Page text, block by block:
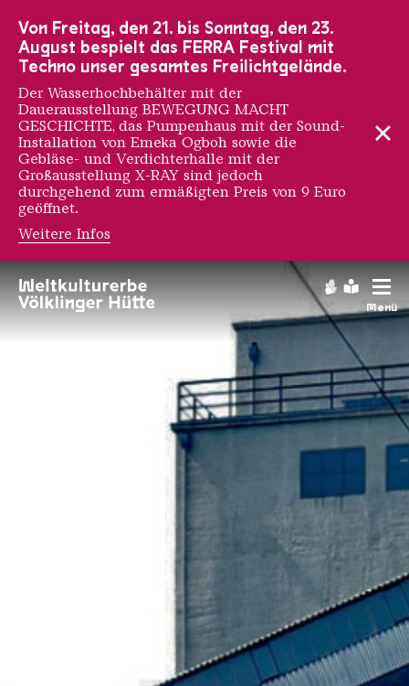
Menü
Kokerei
Von Freitag, den 21. bis Sonntag, den 23.
August bespielt das FERRA Festival mit
Techno unser gesamtes Freilichtgelände.
Der Wasserhochbehälter mit der
Dauerausstellung BEWEGUNG MACHT
GESCHICHTE, das Pumpenhaus mit der Sound-
Installation von Emeka Ogboh sowie die
Gebläse- und Verdichterhalle mit der
Großausstellung X-RAY sind jedoch
durchgehend zum ermäßigten Preis von 9 Euro
geöffnet.
Weitere Infos